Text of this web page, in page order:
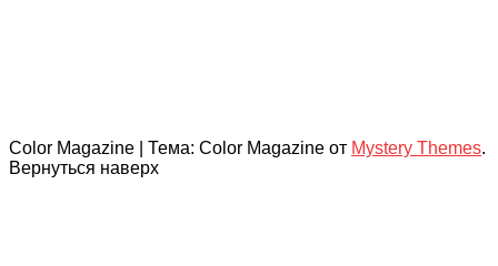
Color Magazine Тема: Color Magazine от Mystery Themes.
Вернуться наверх